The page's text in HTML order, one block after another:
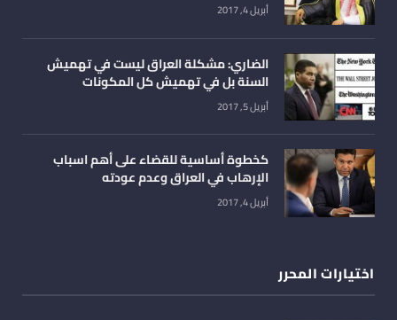
أبريل 4, 2017
الضاري: مشكلة العراق ليست في تهميش
السنة بل في تهميش كل المكونات
أبريل 5, 2017
كخطوة أساسية للقضاء على أهم اسباب
الإرهاب في العراق وعدم عودته
أبريل 4, 2017
اختيارات المحرر